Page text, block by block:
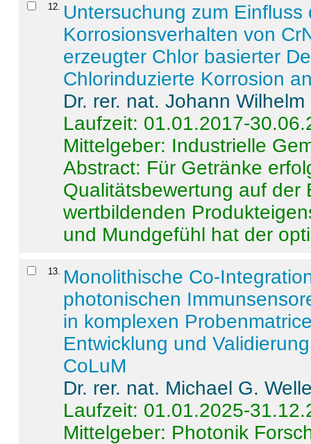
12
Untersuchung zum
Korrosionsverhalten von
erzeugter Chlor basierter
Chlorinduzierte Korrosion
Dr. rer. nat. Johann
Laufzeit: 01.01.2017-
Mittelgeber: Industrielle
Abstract: Für Getränke
Qualitätsbewertung auf der
wertbildenden
und Mundgefühl hat der
13
Monolithische Co-
photonischen
in komplexen
Entwicklung und
CoLuM
Dr. rer. nat. Michael G.
Laufzeit: 01.01.2025-
Mittelgeber: Photonik